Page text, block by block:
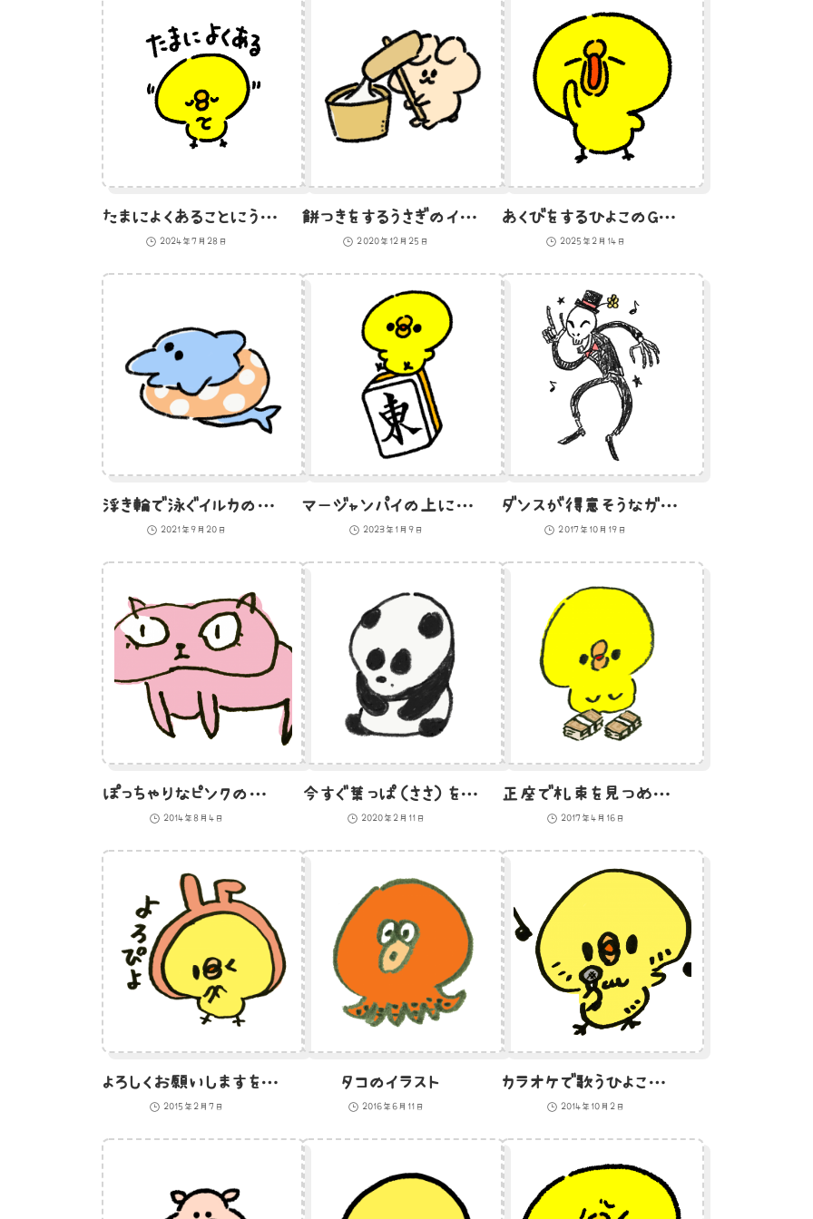
たまによくあることにうなづくひよこ
2024年7月28日
餅つきをするうさぎのイラスト
2020年12月25日
あくびをするひよこのGIFアニメ
2025年2月14日
浮き輪で泳ぐイルカのイラスト
2021年9月20日
マージャンパイの上に座るひよこのイラスト（東）
2023年1月9日
ダンスが得意そうなガイコツのイラスト
2017年10月19日
ぽっちゃりなピンクの猫のイラスト
2014年8月4日
今すぐ葉っぱ（ささ）をキメたいパンダのイラスト
2020年2月11日
正座で札束を見つめるひよこのイラスト
2017年4月16日
よろしくお願いしますを「よろぴよ」とたのむうさぎ耳のひよこのイラスト
2015年2月7日
タコのイラスト
2016年6月11日
カラオケで歌うひよこのイラスト
2014年10月2日